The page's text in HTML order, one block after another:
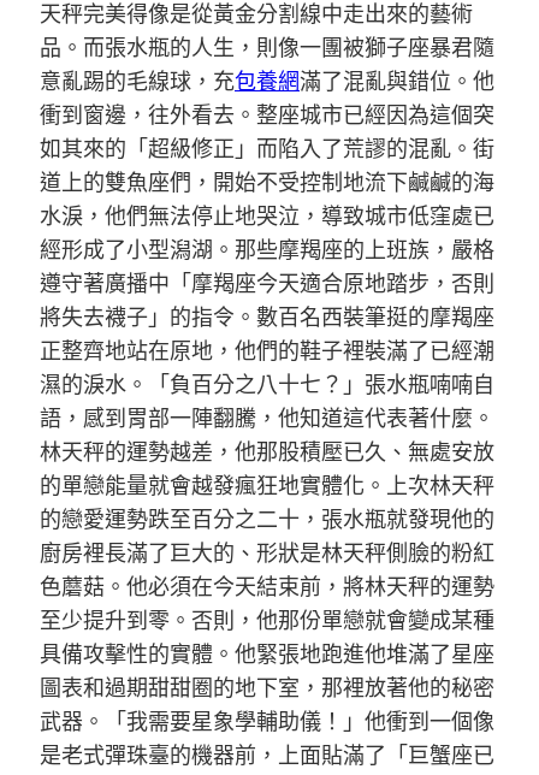
天秤完美得像是從黃金分割線中走出來的藝術
品。而張水瓶的人生，則像一團被獅子座暴君隨
意亂踢的毛線球，充包養網滿了混亂與錯位。他
衝到窗邊，往外看去。整座城市已經因為這個突
如其來的「超級修正」而陷入了荒謬的混亂。街
道上的雙魚座們，開始不受控制地流下鹹鹹的海
水淚，他們無法停止地哭泣，導致城市低窪處已
經形成了小型潟湖。那些摩羯座的上班族，嚴格
遵守著廣播中「摩羯座今天適合原地踏步，否則
將失去襪子」的指令。數百名西裝筆挺的摩羯座
正整齊地站在原地，他們的鞋子裡裝滿了已經潮
濕的淚水。「負百分之八十七？」張水瓶喃喃自
語，感到胃部一陣翻騰，他知道這代表著什麼。
林天秤的運勢越差，他那股積壓已久、無處安放
的單戀能量就會越發瘋狂地實體化。上次林天秤
的戀愛運勢跌至百分之二十，張水瓶就發現他的
廚房裡長滿了巨大的、形狀是林天秤側臉的粉紅
色蘑菇。他必須在今天結束前，將林天秤的運勢
至少提升到零。否則，他那份單戀就會變成某種
具備攻擊性的實體。他緊張地跑進他堆滿了星座
圖表和過期甜甜圈的地下室，那裡放著他的秘密
武器。「我需要星象學輔助儀！」他衝到一個像
是老式彈珠臺的機器前，上面貼滿了「巨蟹座已